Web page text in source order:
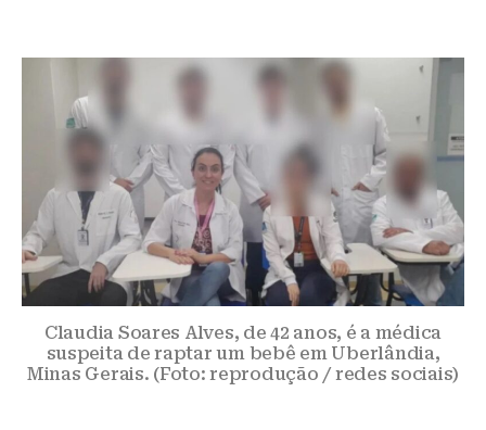
Claudia Soares Alves, de 42 anos, é a médica
suspeita de raptar um bebê em Uberlândia,
Minas Gerais. (Foto: reprodução / redes sociais)